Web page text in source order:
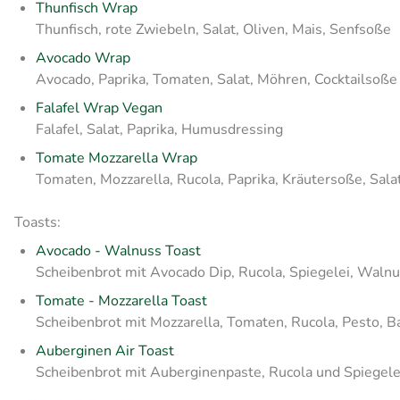
Thunfisch Wrap
Thunfisch, rote Zwiebeln, Salat, Oliven, Mais, Senfsoße
Avocado Wrap
Avocado, Paprika, Tomaten, Salat, Möhren, Cocktailsoße
Falafel Wrap Vegan
Falafel, Salat, Paprika, Humusdressing
Tomate Mozzarella Wrap
Tomaten, Mozzarella, Rucola, Paprika, Kräutersoße,
Toasts:
Avocado - Walnuss Toast
Scheibenbrot mit Avocado Dip, Rucola, Spiegelei,
Tomate - Mozzarella Toast
Scheibenbrot mit Mozzarella, Tomaten, Rucola, Pesto,
Auberginen Air Toast
Scheibenbrot mit Auberginenpaste, Rucola und